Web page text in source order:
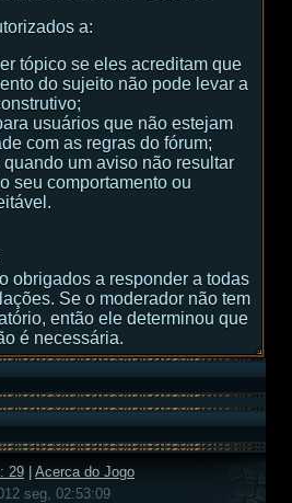
a:
tópico se eles acreditam que
do sujeito não pode levar a
usuários que não estejam
com as regras do fórum;
um aviso não resultar
seu comportamento ou
obrigados a responder a todas
Se o moderador não tem
então ele determinou que
é necessária.
29
Acerca do Jogo
seg, 02:53:09